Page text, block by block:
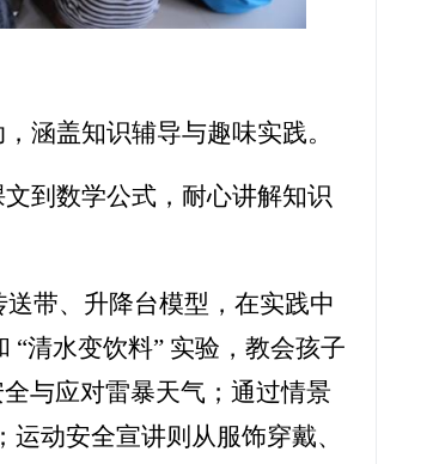
涵盖知识辅导与趣味实践。
到数学公式，耐心讲解知识
带、升降台模型，在实践中
“清水变饮料” 实验，教会孩子
与应对雷暴天气；通过情景
动安全宣讲则从服饰穿戴、